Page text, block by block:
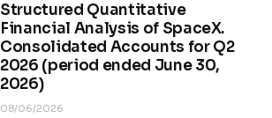
Structured Quantitative
Financial Analysis of SpaceX.
Consolidated Accounts for Q2
2026 (period ended June 30,
2026)
08/06/2026